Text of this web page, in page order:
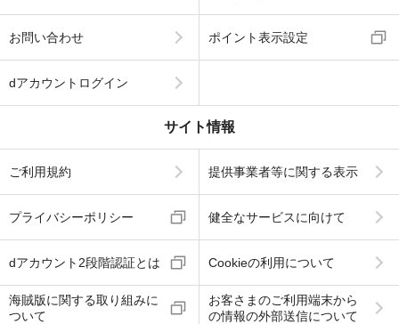
お問い合わせ ポイント表示設定
dアカウントログイン
サイト情報
ご利用規約 提供事業者等に関する表示
プライバシーポリシー 健全なサービスに向けて
dアカウント2段階認証とは Cookieの利用について
海賊版に関する取り組みに
ついて
お客さまのご利用端末から
の情報の外部送信について